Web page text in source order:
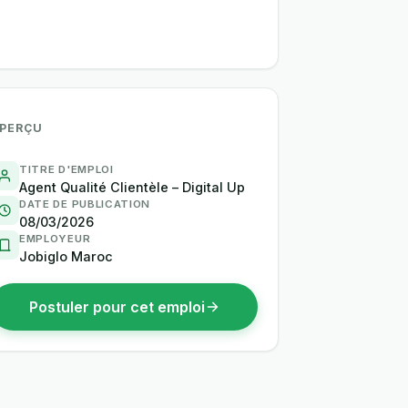
TITRE D'EMPLOI
Agent Qualité Clientèle – Digital Up
DATE DE PUBLICATION
08/03/2026
EMPLOYEUR
Jobiglo Maroc
Postuler pour cet emploi